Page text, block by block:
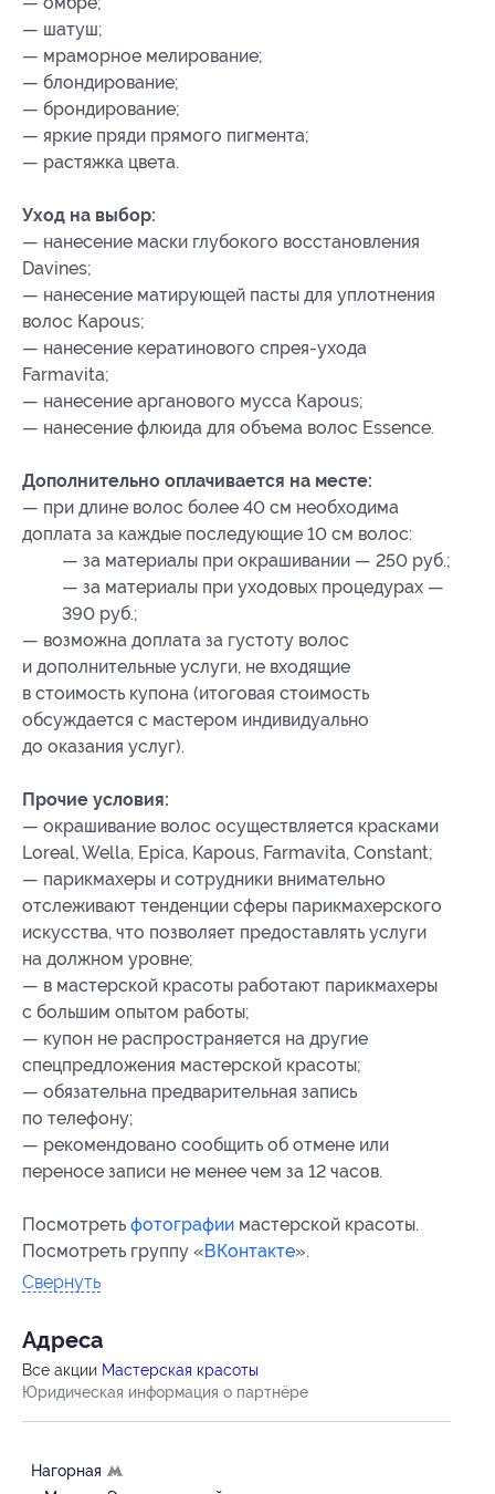
— шатуш;
— мраморное мелирование;
— блондирование;
— брондирование;
— яркие пряди прямого пигмента;
— растяжка цвета.
Уход на выбор:
— нанесение маски глубокого восстановления
Davines;
— нанесение матирующей пасты для уплотнения
волос Каpous;
— нанесение кератинового спрея-ухода
Farmavita;
— нанесение арганового мусса Каpous;
— нанесение флюида для объема волос Essence.
Дополнительно оплачивается на месте:
— при длине волос более 40 см необходима
доплата за каждые последующие 10 см волос:
— за материалы при окрашивании — 250 руб.;
— за материалы при уходовых процедурах —
390 руб.;
— возможна доплата за густоту волос
и дополнительные услуги, не входящие
в стоимость купона (итоговая стоимость
обсуждается с мастером индивидуально
до оказания услуг).
Прочие условия:
— окрашивание волос осуществляется красками
Loreal, Wella, Epica, Kapous, Farmavita, Constant;
— парикмахеры и сотрудники внимательно
отслеживают тенденции сферы парикмахерского
искусства, что позволяет предоставлять услуги
на должном уровне;
— в мастерской красоты работают парикмахеры
с большим опытом работы;
— купон не распространяется на другие
спецпредложения мастерской красоты;
— обязательна предварительная запись
по телефону;
— рекомендовано сообщить об отмене или
переносе записи не менее чем за 12 часов.
Посмотреть фотографии мастерской красоты.
Посмотреть группу «ВКонтакте».
Свернуть
Адресa
Все акции Мастерская красоты
Юридическая информация о партнёре
Нагорная